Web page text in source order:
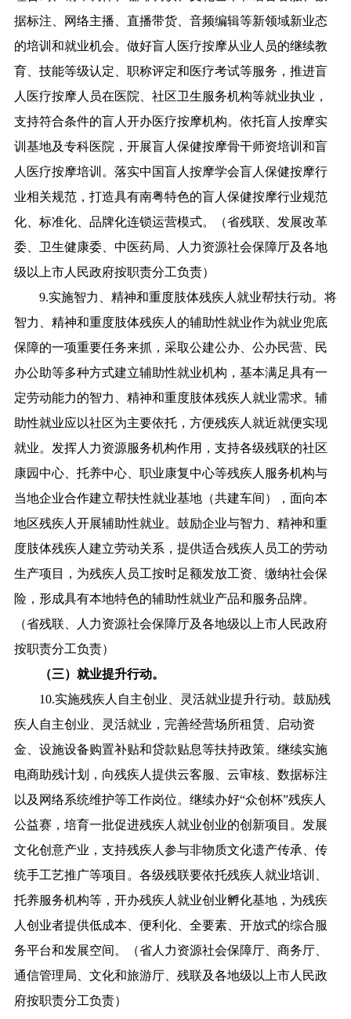
据标注、网络主播、直播带货、音频编辑等新领域新业态
的培训和就业机会。做好盲人医疗按摩从业人员的继续教
育、技能等级认定、职称评定和医疗考试等服务，推进盲
人医疗按摩人员在医院、社区卫生服务机构等就业执业，
支持符合条件的盲人开办医疗按摩机构。依托盲人按摩实
训基地及专科医院，开展盲人保健按摩骨干师资培训和盲
人医疗按摩培训。落实中国盲人按摩学会盲人保健按摩行
业相关规范，打造具有南粤特色的盲人保健按摩行业规范
化、标准化、品牌化连锁运营模式。（省残联、发展改革
委、卫生健康委、中医药局、人力资源社会保障厅及各地
级以上市人民政府按职责分工负责）
9.实施智力、精神和重度肢体残疾人就业帮扶行动。将
智力、精神和重度肢体残疾人的辅助性就业作为就业兜底
保障的一项重要任务来抓，采取公建公办、公办民营、民
办公助等多种方式建立辅助性就业机构，基本满足具有一
定劳动能力的智力、精神和重度肢体残疾人就业需求。辅
助性就业应以社区为主要依托，方便残疾人就近就便实现
就业。发挥人力资源服务机构作用，支持各级残联的社区
康园中心、托养中心、职业康复中心等残疾人服务机构与
当地企业合作建立帮扶性就业基地（共建车间），面向本
地区残疾人开展辅助性就业。鼓励企业与智力、精神和重
度肢体残疾人建立劳动关系，提供适合残疾人员工的劳动
生产项目，为残疾人员工按时足额发放工资、缴纳社会保
险，形成具有本地特色的辅助性就业产品和服务品牌。
（省残联、人力资源社会保障厅及各地级以上市人民政府
按职责分工负责）
（三）就业提升行动。
10.实施残疾人自主创业、灵活就业提升行动。鼓励残
疾人自主创业、灵活就业，完善经营场所租赁、启动资
金、设施设备购置补贴和贷款贴息等扶持政策。继续实施
电商助残计划，向残疾人提供云客服、云审核、数据标注
以及网络系统维护等工作岗位。继续办好“众创杯”残疾人
公益赛，培育一批促进残疾人就业创业的创新项目。发展
文化创意产业，支持残疾人参与非物质文化遗产传承、传
统手工艺推广等项目。各级残联要依托残疾人就业培训、
托养服务机构等，开办残疾人就业创业孵化基地，为残疾
人创业者提供低成本、便利化、全要素、开放式的综合服
务平台和发展空间。（省人力资源社会保障厅、商务厅、
通信管理局、文化和旅游厅、残联及各地级以上市人民政
府按职责分工负责）